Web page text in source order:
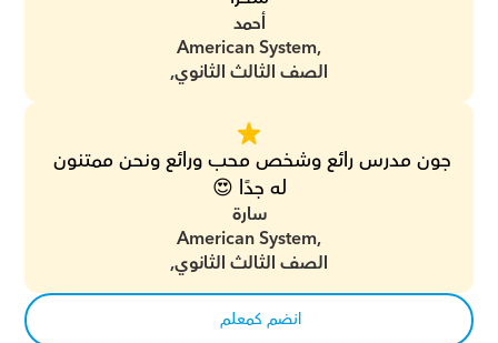
أحمد
الصف الثالث الثانوي,
American System,
له جدًا 😍
سارة
الصف الثالث الثانوي,
American System,
انضم كمعلم